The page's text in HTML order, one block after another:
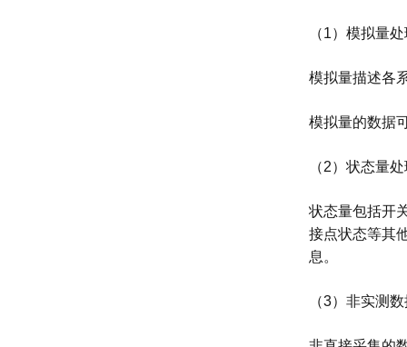
（1）模拟量
模拟量描述各
模拟量的数据
（2）状态量
状态量包括开
接点状态等其
息。
（3）非实测